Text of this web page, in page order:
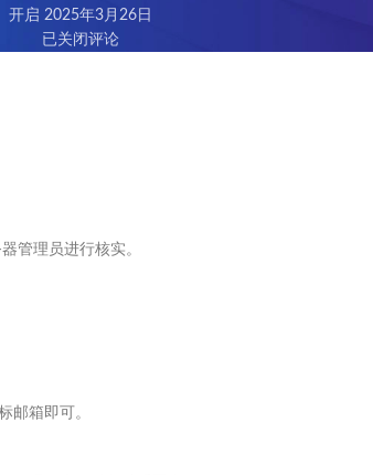
开启 2025年3月26日
已关闭评论
管理员进行核实。
邮箱即可。​